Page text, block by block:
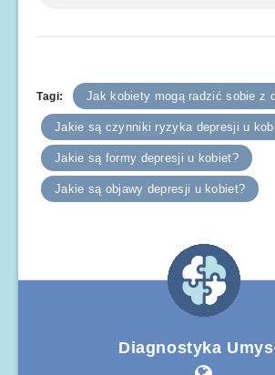
Tagi: Jak kobiety mogą radzić sobie z
Jakie są czynniki ryzyka depresji u
Jakie są formy depresji u kobiet?
Jakie są objawy depresji u kobiet?
Diagnostyka